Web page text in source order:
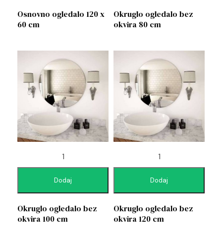
Osnovno ogledalo 120 x
60 cm
Okruglo ogledalo bez
okvira 80 cm
Dodaj
Okruglo ogledalo bez
okvira 100 cm
Dodaj
Okruglo ogledalo bez
okvira 120 cm